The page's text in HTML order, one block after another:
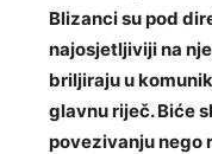
Blizanci su pod
najosjetljiviji na
briljiraju u
glavnu riječ. Biće
povezivanju nego